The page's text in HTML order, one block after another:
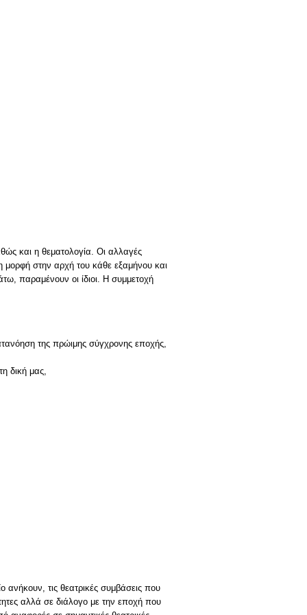
και η θεματολογία. Οι αλλαγές
μορφή στην αρχή του κάθε εξαμήνου και
παραμένουν οι ίδιοι. Η συμμετοχή
της πρώιμης σύγχρονης εποχής,
δική μας,
ανήκουν, τις θεατρικές συμβάσεις που
αλλά σε διάλογο με την εποχή που